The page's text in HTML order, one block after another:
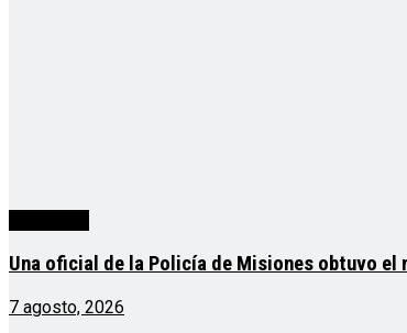
Una oficial de la Policía de Misiones obtuvo
7 agosto, 2026